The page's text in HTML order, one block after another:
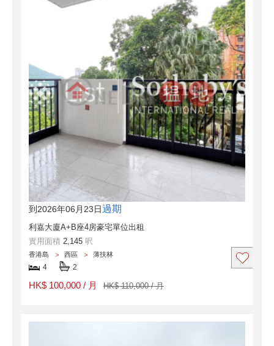
到2026年06月23日過期
利嘉大廈A+B座4房豪宅單位出租
實用面積 2,145 呎
香港島 西區 薄扶林
4 2
HK$ 100,000 / 月 HK$ 110,000 / 月